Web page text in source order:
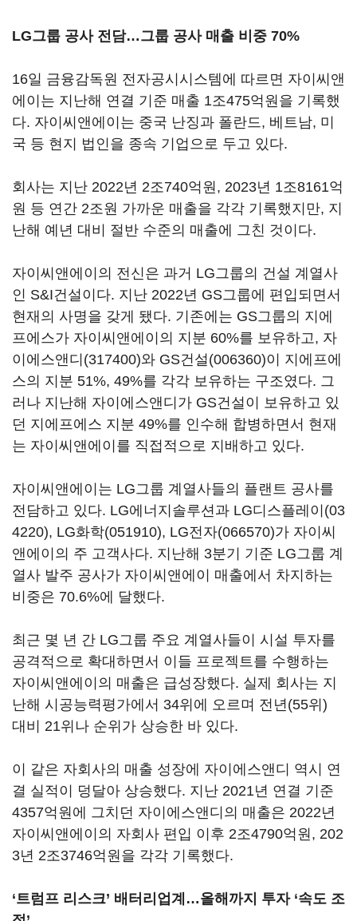
LG그룹 공사 전담…그룹 공사 매출 비중 70%
16일 금융감독원 전자공시시스템에 따르면 자이씨앤
에이는 지난해 연결 기준 매출 1조475억원을 기록했
다. 자이씨앤에이는 중국 난징과 폴란드, 베트남, 미
국 등 현지 법인을 종속 기업으로 두고 있다.
회사는 지난 2022년 2조740억원, 2023년 1조8161억
원 등 연간 2조원 가까운 매출을 각각 기록했지만, 지
난해 예년 대비 절반 수준의 매출에 그친 것이다.
자이씨앤에이의 전신은 과거 LG그룹의 건설 계열사
인 S&I건설이다. 지난 2022년 GS그룹에 편입되면서
현재의 사명을 갖게 됐다. 기존에는 GS그룹의 지에
프에스가 자이씨앤에이의 지분 60%를 보유하고, 자
이에스앤디(317400)와 GS건설(006360)이 지에프에
스의 지분 51%, 49%를 각각 보유하는 구조였다. 그
러나 지난해 자이에스앤디가 GS건설이 보유하고 있
던 지에프에스 지분 49%를 인수해 합병하면서 현재
는 자이씨앤에이를 직접적으로 지배하고 있다.
자이씨앤에이는 LG그룹 계열사들의 플랜트 공사를
전담하고 있다. LG에너지솔루션과 LG디스플레이(03
4220), LG화학(051910), LG전자(066570)가 자이씨
앤에이의 주 고객사다. 지난해 3분기 기준 LG그룹 계
열사 발주 공사가 자이씨앤에이 매출에서 차지하는
비중은 70.6%에 달했다.
최근 몇 년 간 LG그룹 주요 계열사들이 시설 투자를
공격적으로 확대하면서 이들 프로젝트를 수행하는
자이씨앤에이의 매출은 급성장했다. 실제 회사는 지
난해 시공능력평가에서 34위에 오르며 전년(55위)
대비 21위나 순위가 상승한 바 있다.
이 같은 자회사의 매출 성장에 자이에스앤디 역시 연
결 실적이 덩달아 상승했다. 지난 2021년 연결 기준
4357억원에 그치던 자이에스앤디의 매출은 2022년
자이씨앤에이의 자회사 편입 이후 2조4790억원, 202
3년 2조3746억원을 각각 기록했다.
‘트럼프 리스크’ 배터리업계…올해까지 투자 ‘속도 조